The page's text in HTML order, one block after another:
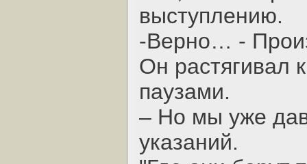
выступлению.
-Верно… -
Он растягивал
паузами.
– Но мы уже
указаний.